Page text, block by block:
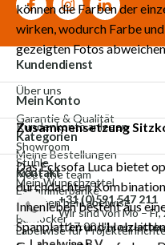
können die Farben der
wirken, wodurch Farbe
gezeigten Fotos
Zusammensetzung
Das Ecksofa Luca bietet
durchdachten
Innenleben besteht aus
Spanplatten und
Kundendienst
Über uns
Garantie & Qualität
Showroom
Meet the team
Arbeiten bei Labelwise
Labelwise für
Mein Konto
Kundenkonto anlegen
Meine Bestellungen
Mein Wunschzettel
Kategorien
Stühle
Esszimmerbänke
Barhocker
Kontakt
+31 (0)591 547 211
Wir sind von Mo –
– 17:00 Uhr